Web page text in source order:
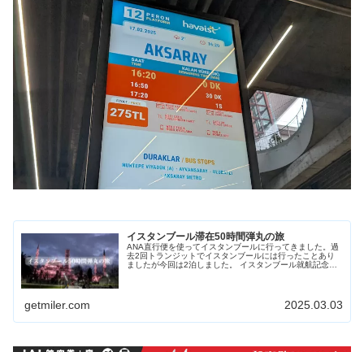
イスタンブール滞在50時間弾丸の旅
ANA直行便を使ってイスタンブールに行ってきました。過
去2回トランジットでイスタンブールには行ったことあり
ましたが今回は2泊しました。 イスタンブール就航記念カ
getmiler.com 2025.03.03